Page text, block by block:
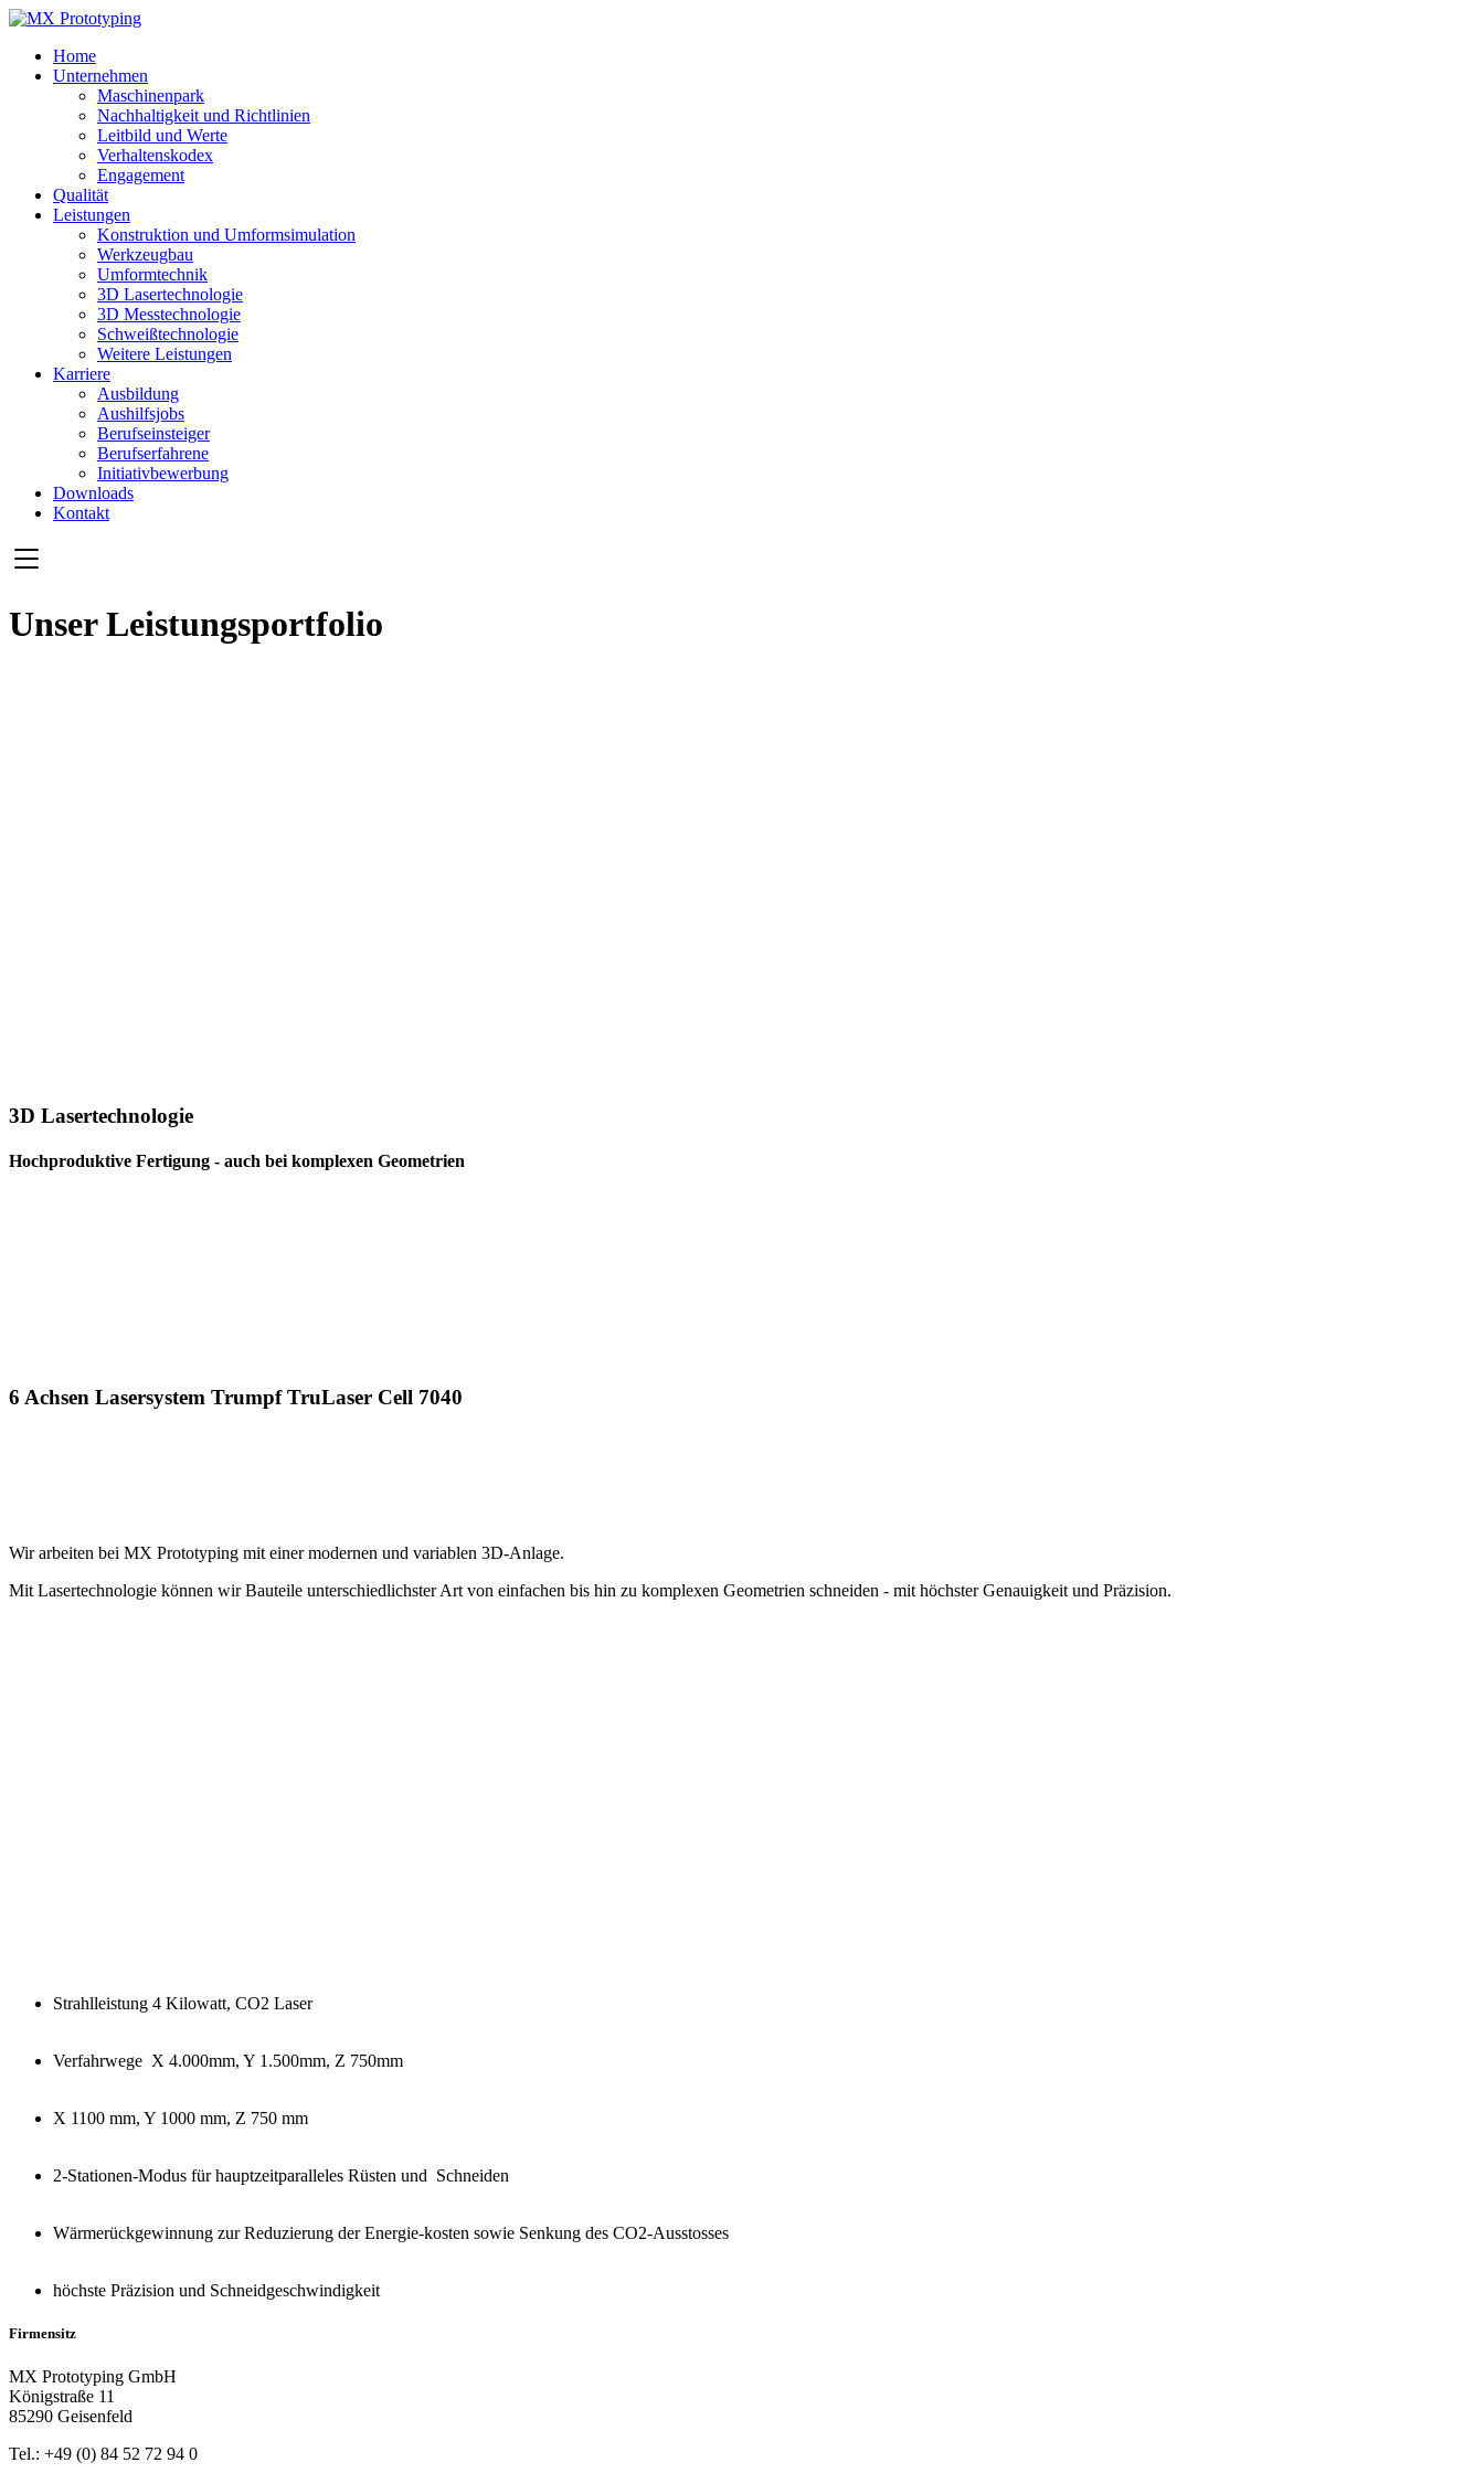
Home
Unternehmen
Maschinenpark
Nachhaltigkeit und Richtlinien
Leitbild und Werte
Verhaltenskodex
Engagement
Qualität
Leistungen
Konstruktion und Umformsimulation
Werkzeugbau
Umformtechnik
3D Lasertechnologie
3D Messtechnologie
Schweißtechnologie
Weitere Leistungen
Karriere
Ausbildung
Aushilfsjobs
Berufseinsteiger
Berufserfahrene
Initiativbewerbung
Downloads
Kontakt
Unser Leistungsportfolio
3D Lasertechnologie
Hochproduktive Fertigung - auch bei komplexen Geometrien
6 Achsen Lasersystem Trumpf TruLaser Cell 7040
Wir arbeiten bei MX Prototyping mit einer modernen und variablen 3D-Anlage.
Mit Lasertechnologie können wir Bauteile unterschiedlichster Art von einfachen bis hin zu komplexen Geometrien schneiden - mit höchster Genauigkeit und Präzision.
Strahlleistung 4 Kilowatt, CO2 Laser
Verfahrwege X 4.000mm, Y 1.500mm, Z 750mm
X 1100 mm, Y 1000 mm, Z 750 mm
2-Stationen-Modus fürhauptzeitparalleles Rüsten und Schneiden
Wärmerückgewinnung zur Reduzierung der Energie-kosten sowie Senkung des CO2-Ausstosses
höchste Präzision und Schneidgeschwindigkeit
Firmensitz
MX Prototyping GmbH
Königstraße 11
85290 Geisenfeld
Tel.: +49 (0) 84 52 72 94 0